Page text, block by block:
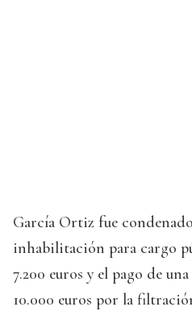
García Ortiz fue
inhabilitación para cargo
7.200 euros y el pago de
10.000 euros por la